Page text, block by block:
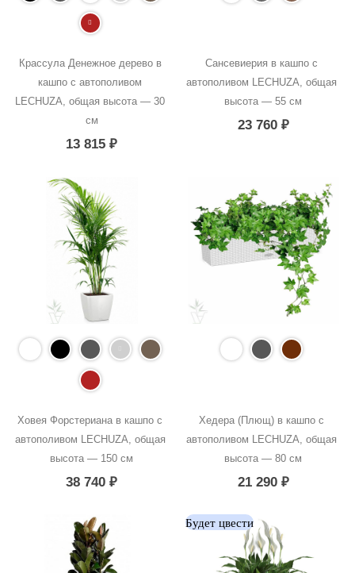
Крассула Денежное дерево в
кашпо с автополивом
LECHUZA, общая высота — 30
см
13 815₽
Сансевиерия в кашпо с
автополивом LECHUZA, общая
высота — 55 см
23 760 ₽
Ховея Форстериана в кашпо с
автополивом LECHUZA, общая
высота — 150 см
38 740₽
Хедера (Плющ) в кашпо с
автополивом LECHUZA, общая
высота — 80 см
21 290 ₽
Будет цвести